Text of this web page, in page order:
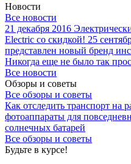
Новости
Все новости
21 декабря 2016
Electric со скидкой! 25
представлен новый бренд
Никогда еще не было так
Все новости
Обзоры и советы
Все обзоры и советы
Как отследить транспорт на
фотоаппараты для
солнечных батарей
Все обзоры и советы
Будьте в курсе!